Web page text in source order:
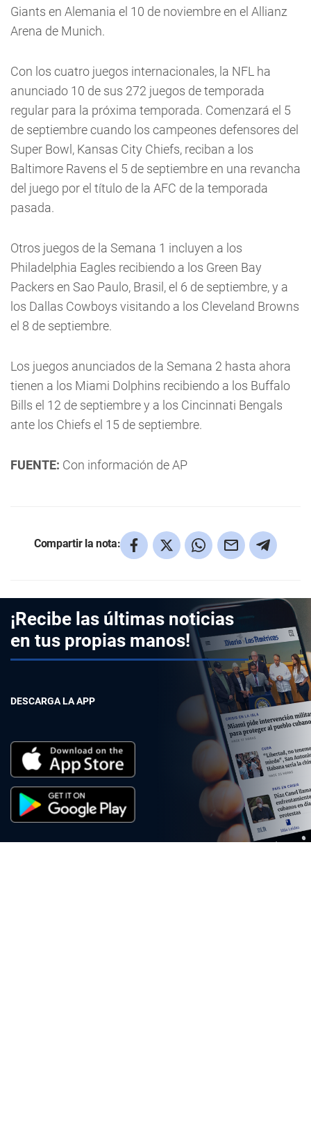
Giants en Alemania el 10 de noviembre en el Allianz
Arena de Munich.
Con los cuatro juegos internacionales, la NFL ha
anunciado 10 de sus 272 juegos de temporada
regular para la próxima temporada. Comenzará el 5
de septiembre cuando los campeones defensores del
Super Bowl, Kansas City Chiefs, reciban a los
Baltimore Ravens el 5 de septiembre en una revancha
del juego por el título de la AFC de la temporada
pasada.
Otros juegos de la Semana 1 incluyen a los
Philadelphia Eagles recibiendo a los Green Bay
Packers en Sao Paulo, Brasil, el 6 de septiembre, y a
los Dallas Cowboys visitando a los Cleveland Browns
el 8 de septiembre.
Los juegos anunciados de la Semana 2 hasta ahora
tienen a los Miami Dolphins recibiendo a los Buffalo
Bills el 12 de septiembre y a los Cincinnati Bengals
ante los Chiefs el 15 de septiembre.
FUENTE: Con información de AP
Compartir la nota:
¡Recibe las últimas noticias
en tus propias manos!
DESCARGA LA APP